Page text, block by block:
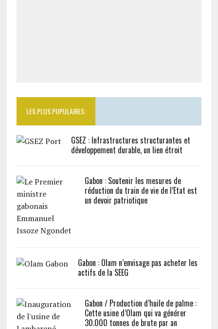
LES PLUS POPULAIRES:
GSEZ : Infrastructures structurantes et
développement durable, un lien étroit
Gabon : Soutenir les mesures de
réduction du train de vie de l’Etat est
un devoir patriotique
Gabon : Olam n’envisage pas acheter les
actifs de la SEEG
Gabon / Production d’huile de palme :
Cette usine d’Olam qui va générer
30.000 tonnes de brute par an